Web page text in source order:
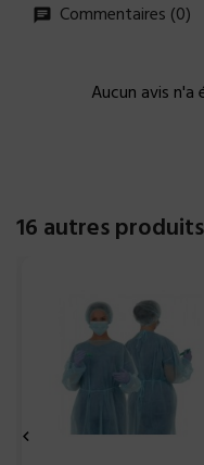
Commentaires (0)
Aucun avis
16 autres
